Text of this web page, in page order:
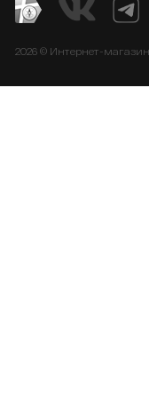
2026 © Интернет-